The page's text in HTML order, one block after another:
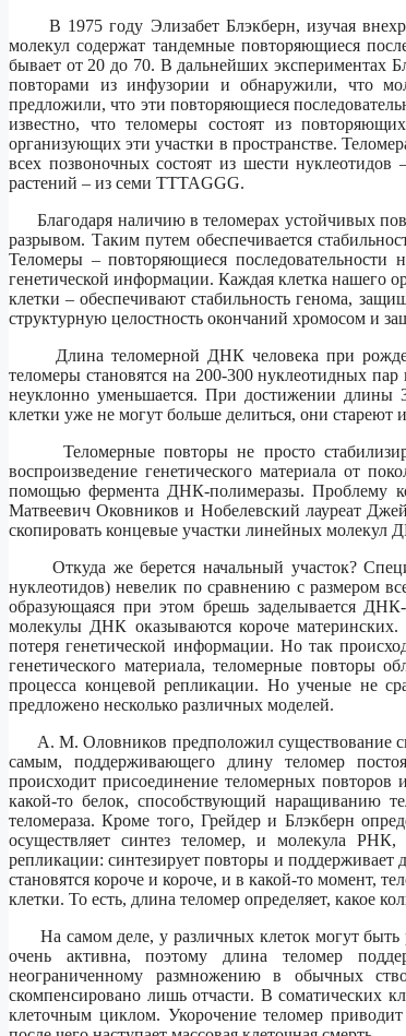
В 1975 году Элизабет Блэкберн, изучая
молекул содержат тандемные повторяющиеся
бывает от 20 до 70. В дальнейших
повторами из инфузории и обнаружили, что
предложили, что эти повторяющиеся
известно, что теломеры состоят из
организующих эти участки в пространстве.
всех позвоночных состоят из шести
растений – из семи TTTAGGG.
Благодаря наличию в теломерах устойчивых
разрывом. Таким путем обеспечивается
Теломеры – повторяющиеся
генетической информации. Каждая клетка нашего
клетки – обеспечивают стабильность генома,
структурную целостность окончаний хромосом и
Длина теломерной ДНК человека при
теломеры становятся на 200-300 нуклеотидных
неуклонно уменьшается. При достижении длины
клетки уже не могут больше делиться, они стареют
Теломерные повторы не просто
воспроизведение генетического материала от
помощью фермента ДНК-полимеразы. Проблему
Матвеевич Оковников и Нобелевский лауреат
скопировать концевые участки линейных молекул
Откуда же берется начальный участок?
нуклеотидов) невелик по сравнению с размером
образующаяся при этом брешь заделывается
молекулы ДНК оказываются короче
потеря генетической информации. Но так
генетического материала, теломерные повторы
процесса концевой репликации. Но ученые не
предложено несколько различных моделей.
А. М. Оловников предположил существование
самым, поддерживающего длину теломер
происходит присоединение теломерных повторов
какой-то белок, способствующий наращиванию
теломераза. Кроме того, Грейдер и Блэкберн
осуществляет синтез теломер, и молекула
репликации: синтезирует повторы и
становятся короче и короче, и в какой-то момент,
клетки. То есть, длина теломер определяет, какое
На самом деле, у различных клеток могут быть
очень активна, поэтому длина теломер
неограниченному размножению в обычных
скомпенсировано лишь отчасти. В соматических
клеточным циклом. Укорочение теломер